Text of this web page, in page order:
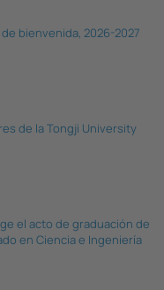
bienvenida, 2026-2027
de la Tongji University
el acto de graduación de
en Ciencia e Ingeniería